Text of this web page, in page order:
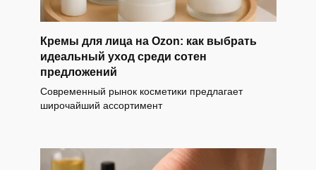
Кремы для лица на Ozon: как выбрать
идеальный уход среди сотен
предложений
Современный рынок косметики предлагает
широчайший ассортимент